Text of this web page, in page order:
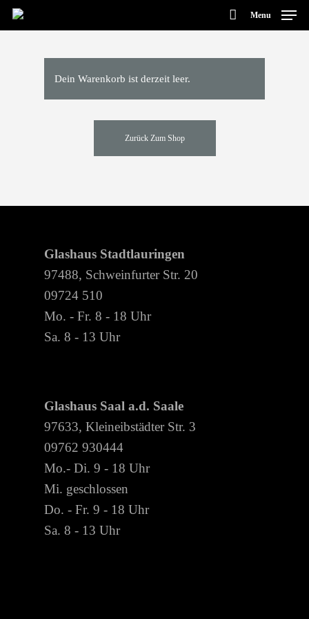
Hit enter to search or ESC to close
Menu
Dein Warenkorb ist derzeit leer.
Zurück Zum Shop
Glashaus Stadtlauringen
97488, Schweinfurter Str. 20
09724 510
Mo. - Fr. 8 - 18 Uhr
Sa. 8 - 13 Uhr
Glashaus Saal a.d. Saale
97633, Kleineibstädter Str. 3
09762 930444
Mo.- Di. 9 - 18 Uhr
Mi. geschlossen
Do. - Fr. 9 - 18 Uhr
Sa. 8 - 13 Uhr
Traumfänger
Sträuße